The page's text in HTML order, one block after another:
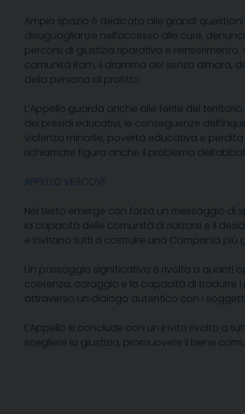
Ampio spazio è dedicato alle grandi
disuguaglianze nell’accesso alle cure,
percorsi di giustizia riparativa e
comunità Rom, il dramma dei senza dimora,
della persona al profitto.
L’Appello guarda anche alle ferite del
dei presìdi educativi, le conseguenze
violenza minorile, povertà educativa e
richiamate figura anche il problema
APPELLO VESCOVI
Nel testo emerge con forza un messaggio di
la capacità delle comunità di rialzarsi e il
e invitano tutti a costruire una Campania più
Un passaggio significativo è rivolto a quanti
coerenza, coraggio e la capacità di tradurre
attraverso un dialogo autentico con i
L’Appello si conclude con un invito rivolto a
scegliere la giustizia, promuovere il bene